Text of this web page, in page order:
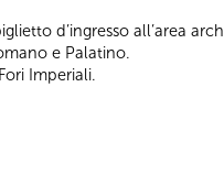
d’ingresso all’area
e Palatino.
Imperiali.